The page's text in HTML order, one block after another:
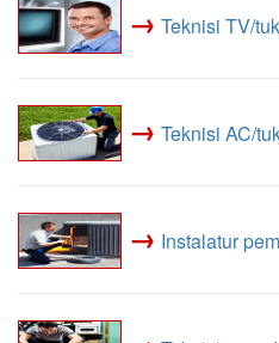
→ Teknisi TV/
→ Teknisi AC/
→ Instalatur